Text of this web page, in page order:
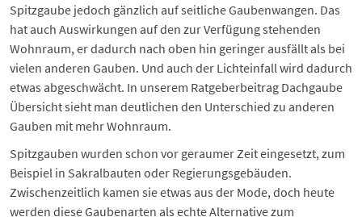
Spitzgaube jedoch gänzlich auf seitliche Gaubenwangen. Das
hat auch Auswirkungen auf den zur Verfügung stehenden
Wohnraum, er dadurch nach oben hin geringer ausfällt als bei
vielen anderen Gauben. Und auch der Lichteinfall wird dadurch
etwas abgeschwächt. In unserem Ratgeberbeitrag Dachgaube
Übersichtsieht man deutlichen den Unterschied zu anderen
Gauben mit mehr Wohnraum.
Spitzgauben wurden schon vor geraumer Zeit eingesetzt, zum
Beispiel in Sakralbauten oder Regierungsgebäuden.
Zwischenzeitlich kamen sie etwas aus der Mode, doch heute
werden diese Gaubenarten als echte Alternative zum